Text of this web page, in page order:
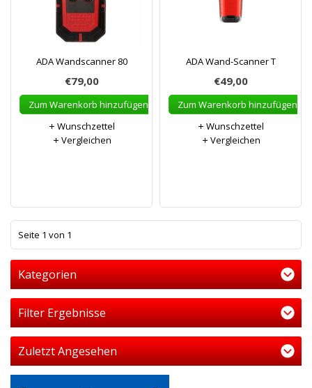
ADA Wandscanner 80
€79,00
Zum Warenkorb hinzufügen
Wunschzettel
Vergleichen
ADA Wand-Scanner T
€49,00
Zum Warenkorb hinzufügen
Wunschzettel
Vergleichen
Seite 1 von 1
Kategorien
Filter Ergebnisse
Zuletzt Angesehen